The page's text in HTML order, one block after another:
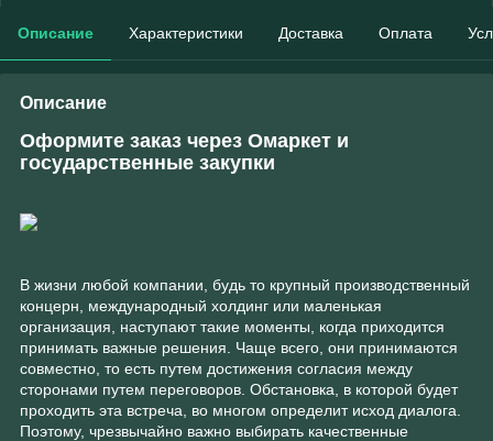
Описание Характеристики Доставка Оплата
Описание
Оформите заказ через Омаркет и
государственные закупки
В жизни любой компании, будь то крупный производственный
концерн, международный холдинг или маленькая
организация, наступают такие моменты, когда приходится
принимать важные решения. Чаще всего, они принимаются
совместно, то есть путем достижения согласия между
сторонами путем переговоров. Обстановка, в которой будет
проходить эта встреча, во многом определит исход диалога.
Поэтому, чрезвычайно важно выбирать качественные